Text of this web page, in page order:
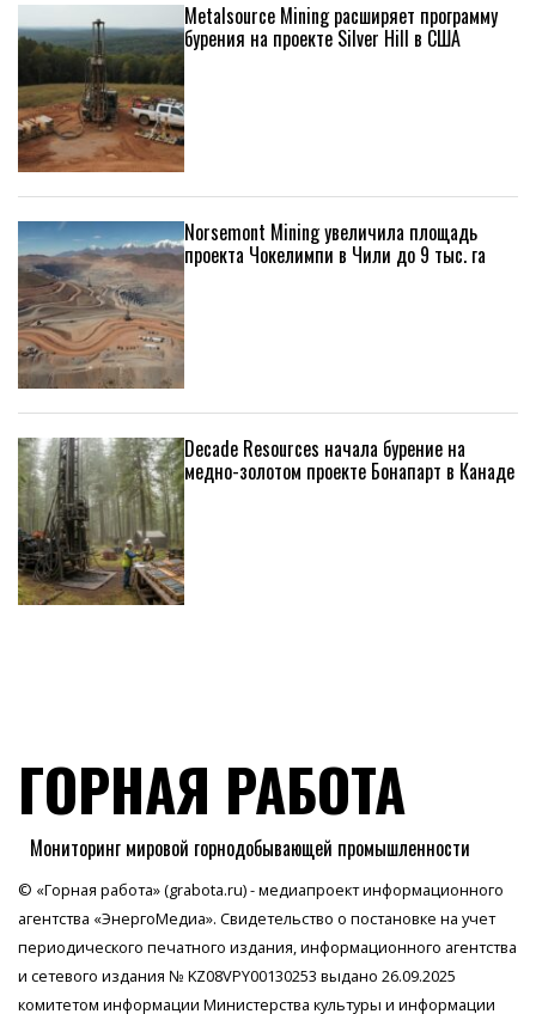
Metalsource Mining расширяет программу
бурения на проекте Silver Hill в США
Norsemont Mining увеличила площадь
проекта Чокелимпи в Чили до 9 тыс. га
Decade Resources начала бурение на
медно-золотом проекте Бонапарт в Канаде
ГОРНАЯ РАБОТА
Мониторинг мировой горнодобывающей промышленности
© «Горная работа» (grabota.ru) - медиапроект информационного
агентства «ЭнергоМедиа». Свидетельство о постановке на учет
периодического печатного издания, информационного агентства
и сетевого издания № KZ08VPY00130253 выдано 26.09.2025
комитетом информации Министерства культуры и информации